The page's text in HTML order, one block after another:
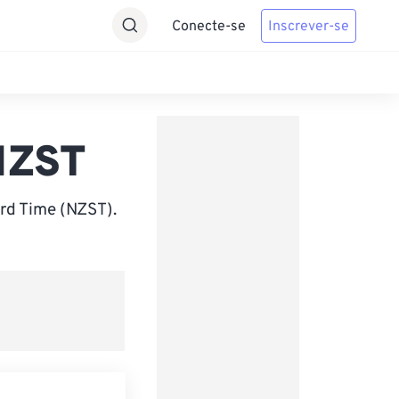
Conecte-se Inscrever-se
Time (NZST).